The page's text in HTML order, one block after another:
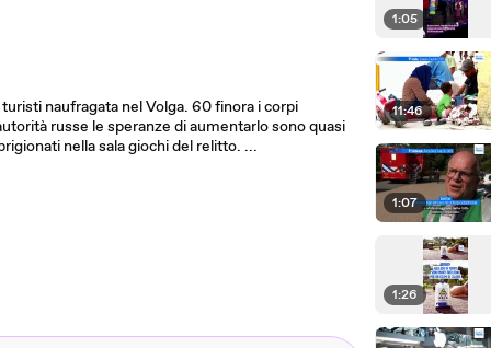
naufragata nel Volga. 60 finora i corpi
russe le speranze di aumentarlo sono quasi
nella sala giochi del relitto. ...
1:05
11:46
1:07
1:26